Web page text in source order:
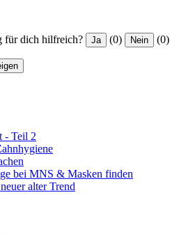
für dich hilfreich? Ja (0) Nein (0)
- Teil 2
bei MNS & Masken finden
alter Trend